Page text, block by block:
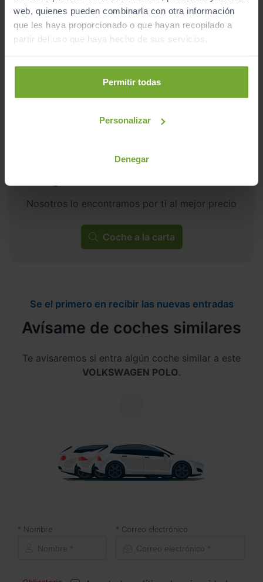
web, quienes pueden combinarla con otra información
que les haya proporcionado o que hayan recopilado a
partir del uso que haya hecho de sus servicios.
Permitir todas
Personalizar
Denegar
6.750 km
2025
Automático
Híbrido
297
Nosotros lo encontramos por ti al mejor precio
Coche a la carta
Se el primero en recibir las nuevas entradas
Avísame de coches similares
Te avisaremos si entra algún coche similar a este
VOLKSWAGEN POLO.
Nombre Correo electrónico